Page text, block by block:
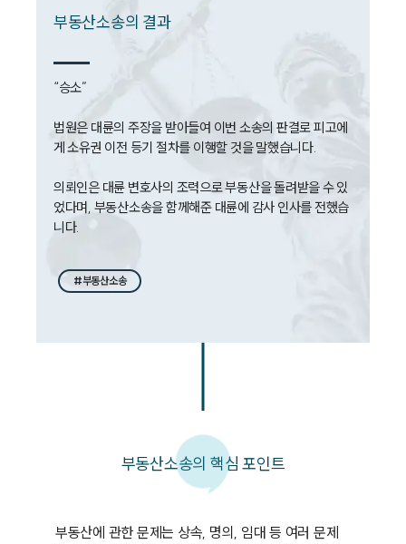
부동산소송의 결과
“승소”
법원은 대륜의 주장을 받아들여 이번 소송의 판결로 피고에
게 소유권 이전 등기 절차를 이행할 것을 말했습니다.
의뢰인은 대륜 변호사의 조력으로 부동산을 돌려받을 수 있
었다며, 부동산소송을 함께해준 대륜에 감사 인사를 전했습
니다.
#부동산소송
부동산소송의 핵심 포인트
부동산에 관한 문제는 상속, 명의, 임대 등 여러 문제